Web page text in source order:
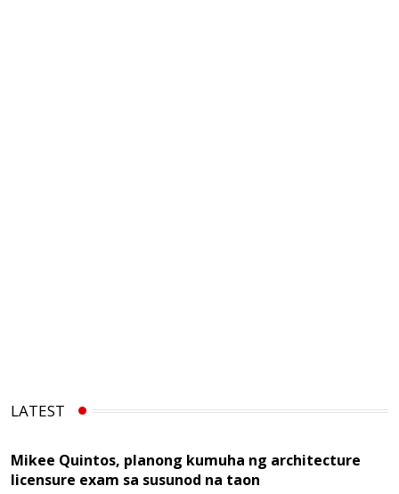
LATEST
Mikee Quintos, planong kumuha ng architecture
licensure exam sa susunod na taon